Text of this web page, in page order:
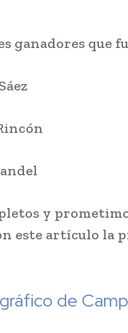
ganadores que
y
este artículo la
de